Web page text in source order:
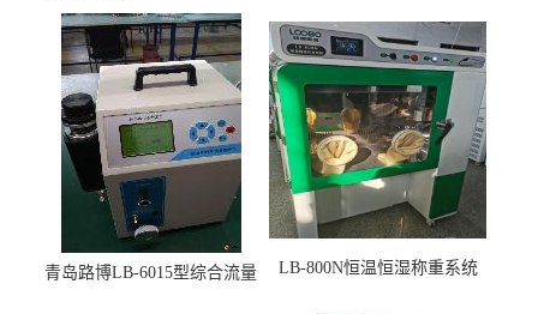
青岛路博LB-6015型综合流量
LB-800N恒温恒湿称重系统